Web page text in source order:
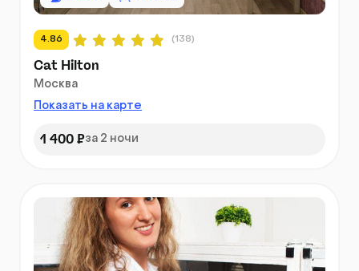
4.86 (138)
Cat Hilton
Москва
Показать на карте
1 400 ₽за 2 ночи